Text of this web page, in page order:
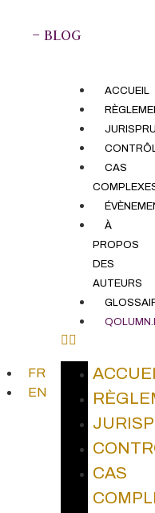
– BLOG
FR
EN
ACCUEIL
CAS
À
PROPOS
DES
AUTEURS
CAS